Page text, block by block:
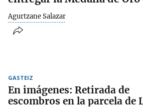
Agurtzane Salazar
GASTEIZ
En imágenes: Retirada de
escombros en la parcela de